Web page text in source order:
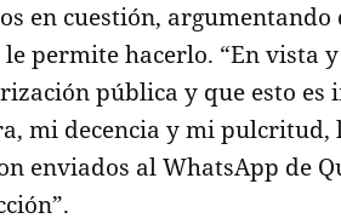
en cuestión,
le permite hacerlo. “En vista
pública y que esto
mi decencia y mi pulcritud,
enviados al WhatsApp de